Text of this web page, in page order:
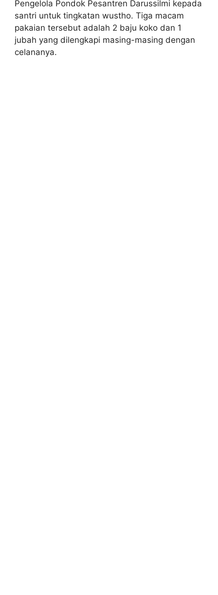
Pengelola Pondok Pesantren Darussilmi kepada
santri untuk tingkatan wustho. Tiga macam
pakaian tersebut adalah 2 baju koko dan 1
jubah yang dilengkapi masing-masing dengan
celananya.